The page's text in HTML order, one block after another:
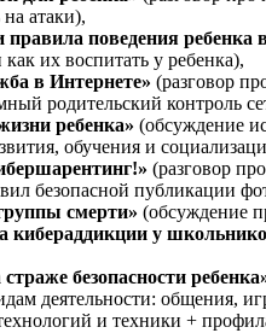
на атаки),
правила поведения ребенка
как их воспитать у ребенка),
в Интернете» (разговор
родительский контроль
ребенка» (обсуждение
обучения и
(разговор
безопасной публикации
смерти» (обсуждение
кибераддикции у
безопасности
деятельности: общения,
и техники +